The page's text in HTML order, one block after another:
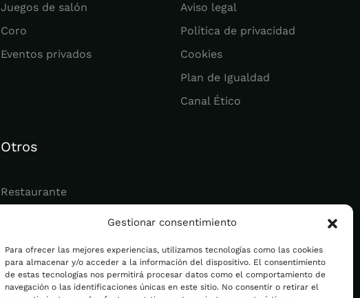
Gestionar consentimiento
Para ofrecer las mejores experiencias, utilizamos tecnologías como las cookies
para almacenar y/o acceder a la información del dispositivo. El consentimiento
de estas tecnologías nos permitirá procesar datos como el comportamiento de
navegación o las identificaciones únicas en este sitio. No consentir o retirar el
Juegos de salón
Coro
Eventos privados
Otros
Restaurante
Aviso legal
Política de privacidad
Cookies
Plan de Igualdad
Canal Ético